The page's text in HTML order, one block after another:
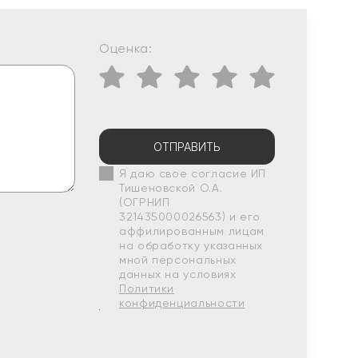
Оценка:
ОТПРАВИТЬ
Я даю свое согласие ИП
Тишеновской О.А.
(ОГРНИП
321435000026563) и его
аффилированным лицам
на обработку указанных
мной персональных
данных на условиях
Политики
конфиденциальности